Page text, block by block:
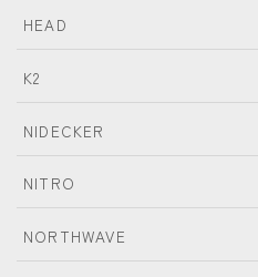
HEAD
K2
NIDECKER
NITRO
NORTHWAVE